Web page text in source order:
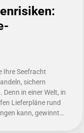
Ihre Seefracht
sichern
in einer Welt, in
Lieferpläne rund
kann, gewinnt…